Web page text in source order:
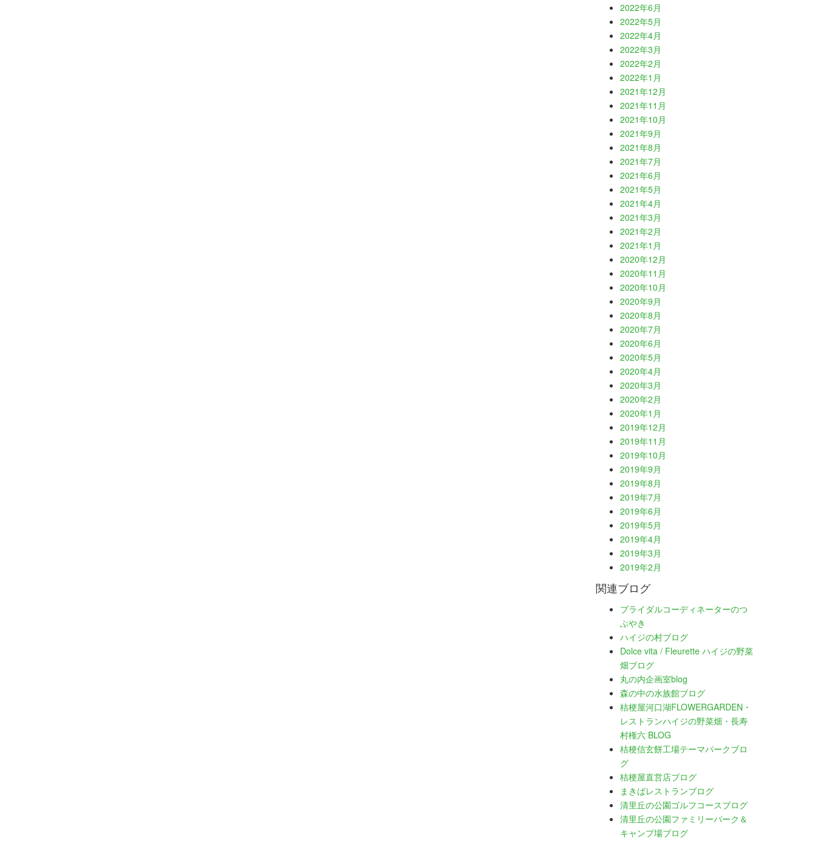
2022年6月
2022年5月
2022年4月
2022年3月
2022年2月
2022年1月
2021年12月
2021年11月
2021年10月
2021年9月
2021年8月
2021年7月
2021年6月
2021年5月
2021年4月
2021年3月
2021年2月
2021年1月
2020年12月
2020年11月
2020年10月
2020年9月
2020年8月
2020年7月
2020年6月
2020年5月
2020年4月
2020年3月
2020年2月
2020年1月
2019年12月
2019年11月
2019年10月
2019年9月
2019年8月
2019年7月
2019年6月
2019年5月
2019年4月
2019年3月
2019年2月
関連ブログ
ブライダルコーディネーターのつ
ぶやき
ハイジの村ブログ
Dolce vita / Fleurette ハイジの野菜
畑ブログ
丸の内企画室blog
森の中の水族館ブログ
桔梗屋河口湖FLOWERGARDEN・
レストランハイジの野菜畑・長寿
村権六 BLOG
桔梗信玄餅工場テーマパークブロ
グ
桔梗屋直営店ブログ
まきばレストランブログ
清里丘の公園ゴルフコースブログ
清里丘の公園ファミリーパーク＆
キャンプ場ブログ